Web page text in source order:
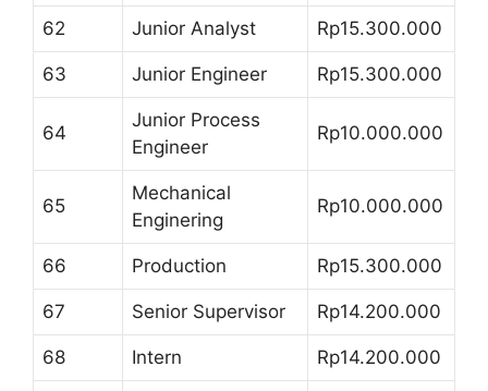
62 Junior Analyst Rp15.300.000
63 Junior Engineer Rp15.300.000
64
Junior Process
Engineer
Rp10.000.000
65
Mechanical
Enginering
Rp10.000.000
66 Production Rp15.300.000
67 Senior Supervisor Rp14.200.000
68 Intern Rp14.200.000